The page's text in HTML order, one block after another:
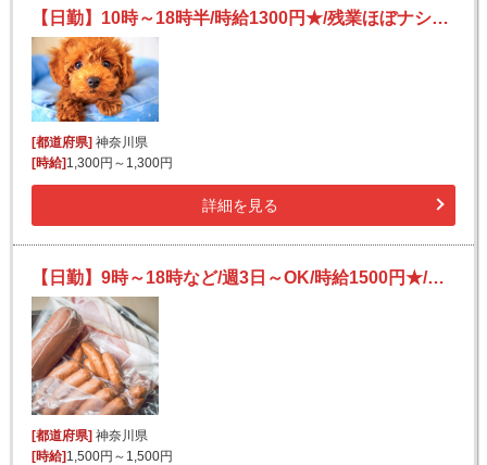
【日勤】10時～18時半/時給1300円★/残業ほぼナシ♪/未経験OK！/動物用の薬品・食品のピッキング等
[都道府県]神奈川県
[時給]1,300円～1,300円
詳細を見る
【日勤】9時～18時など/週3日～OK/時給1500円★/送迎バスあり/未経験歓迎/ハムやウインナーのピッキング・ラベル貼り
[都道府県] 神奈川県
[時給] 1,500円～1,500円